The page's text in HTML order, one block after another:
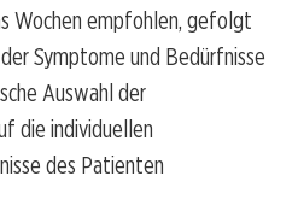
Wochen empfohlen, gefolgt
Symptome und Bedürfnisse
Auswahl der
die individuellen
des Patienten